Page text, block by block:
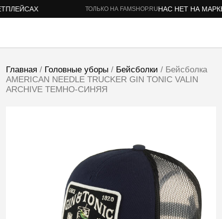
ТОЛЬКО НА FAMSHOP.RUНАС НЕТ НА
Главная / Головные уборы / Бейсболки / Бейсболка
AMERICAN NEEDLE TRUCKER GIN TONIC VALIN
ARCHIVE ТЕМНО-СИНЯЯ